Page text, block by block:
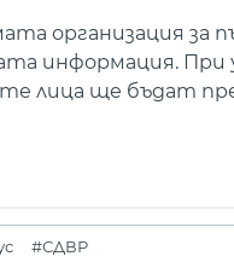
организация за
информация. При
лица ще бъдат
#СДВР